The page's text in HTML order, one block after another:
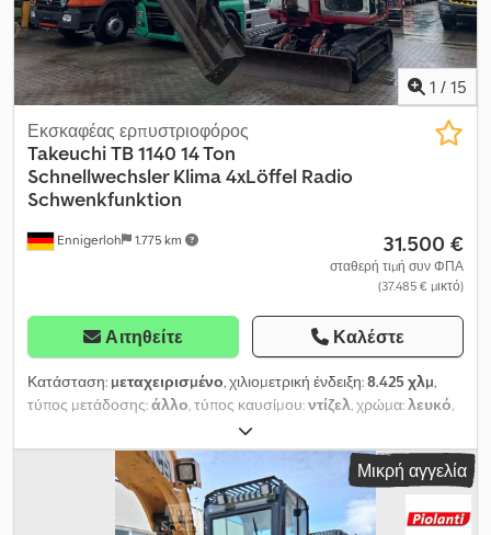
Φεβρουάριος 2025 στις 5550 ώρες: αλλαγή λαδιού κινητήρα,
όλων των φίλτρων συμπεριλαμβανομένου του φίλτρου
υδραυλικών, αλλαγή λαδιού στα συστήματα μετάδοσης κίνησης.
Έτος κατασκευής 8/2016.
1 / 15
Ennigerloh 1.775 km
Εκσκαφέας ερπυστριοφόρος
TakeuchiTB 1140 14 Ton
Schnellwechsler Klima 4xLöffel Radio
Schwenkfunktion
31.500 €
σταθερή τιμή συν ΦΠΑ
(37.485 € μικτό)
Αιτηθείτε Καλέστε
Κατάσταση: μεταχειρισμένο, χιλιομετρική ένδειξη:8.425 χλμ,
τύπος μετάδοσης:άλλο, τύπος καυσίμου:ντίζελ, χρώμα:λευκό,
, λειτουργικό βάρος:
θέσεων:1, πρώτη ταξινόμηση:10/2006, κατηγορία εκπομπών:
, ανάρτηση:άλλο, ώρες λειτουργίας: 8.425 h, καμπίνα
, καύσιμο:ντίζελ, Εξοπλισμός:
ABS, ελαστικές
ερπύστριες, καμπίνα, κλιματισμός, προστατευτικό κεφαλής,
Μικρή αγγελία